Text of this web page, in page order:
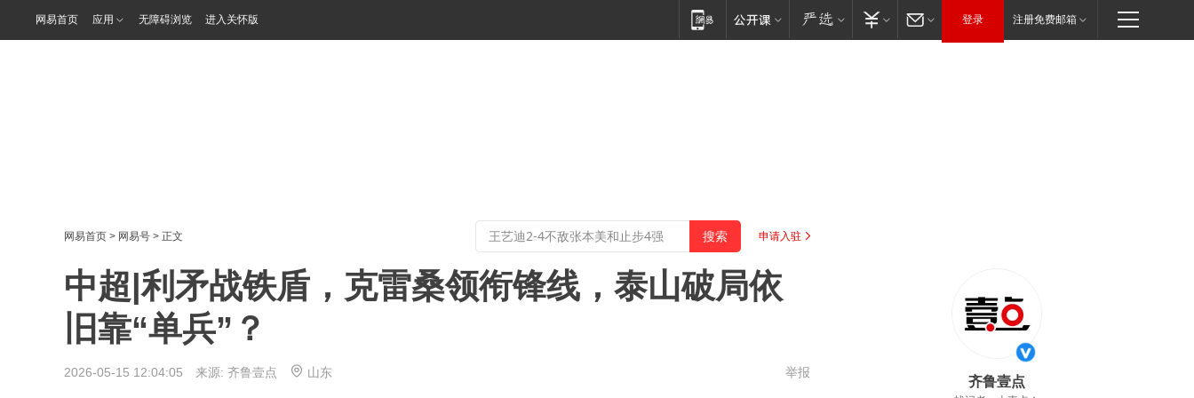
网易首页 应用 无障碍浏览 进入关怀版 登录 注册免费邮箱
网易首页 > 网易号 > 正文 申请入驻
中超|利矛战铁盾，克雷桑领衔锋线，泰山破局依
旧靠“单兵”？
2026-05-15 12:04:05 来源: 齐鲁壹点 山东 举报
齐鲁壹点